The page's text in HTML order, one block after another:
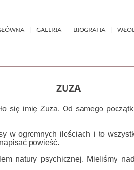
GALERIA BIOGRAFIA
ZUZA
się imię Zuza. Od samego
w ogromnych ilościach i to
powieść.
natury psychicznej. Mieliśmy